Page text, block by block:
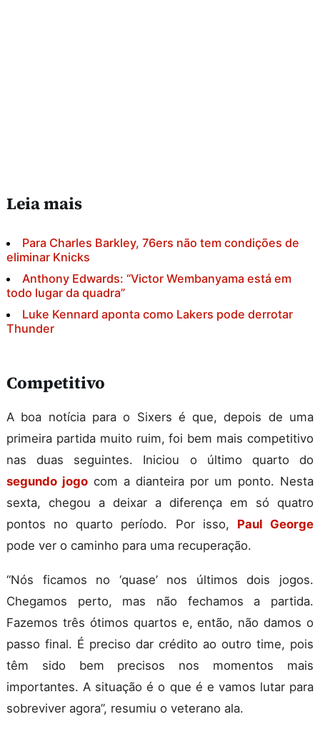
Leia mais
Para Charles Barkley, 76ers não tem condições de
eliminar Knicks
Anthony Edwards: “Victor Wembanyama está em
todo lugar da quadra”
Luke Kennard aponta como Lakers pode derrotar
Thunder
Competitivo
A boa notícia para o Sixers é que, depois de uma
primeira partida muito ruim, foi bem mais competitivo
nas duas seguintes. Iniciou o último quarto do
segundo jogo com a dianteira por um ponto. Nesta
sexta, chegou a deixar a diferença em só quatro
pontos no quarto período. Por isso, Paul George
pode ver o caminho para uma recuperação.
“Nós ficamos no ‘quase’ nos últimos dois jogos.
Chegamos perto, mas não fechamos a partida.
Fazemos três ótimos quartos e, então, não damos o
passo final. É preciso dar crédito ao outro time, pois
têm sido bem precisos nos momentos mais
importantes. A situação é o que é e vamos lutar para
sobreviver agora”, resumiu o veterano ala.